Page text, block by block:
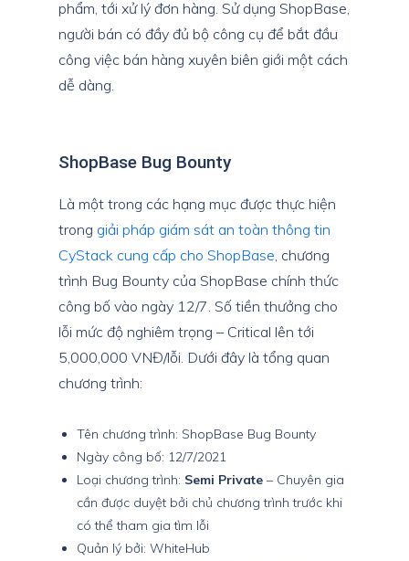
phẩm, tới xử lý đơn hàng. Sử dụng ShopBase,
người bán có đầy đủ bộ công cụ để bắt đầu
công việc bán hàng xuyên biên giới một cách
dễ dàng.
ShopBase Bug Bounty
Là một trong các hạng mục được thực hiện
trong giải pháp giám sát an toàn thông tin
CyStack cung cấp cho ShopBase , chương
trình Bug Bounty của ShopBase chính thức
công bố vào ngày 12/7. Số tiền thưởng cho
lỗi mức độ nghiêm trọng – Critical lên tới
5,000,000 VNĐ/lỗi. Dưới đây là tổng quan
chương trình:
Tên chương trình: ShopBase Bug Bounty
Ngày công bố: 12/7/2021
Loại chương trình: Semi Private – Chuyên gia
cần được duyệt bởi chủ chương trình trước khi
có thể tham gia tìm lỗi
Quản lý bởi: WhiteHub